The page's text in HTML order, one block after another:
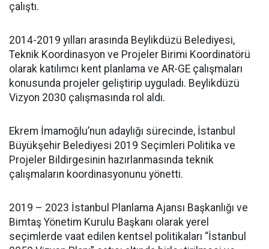
çalıştı.
2014-2019 yılları arasında Beylikdüzü Belediyesi,
Teknik Koordinasyon ve Projeler Birimi Koordinatörü
olarak katılımcı kent planlama ve AR-GE çalışmaları
konusunda projeler geliştirip uyguladı. Beylikdüzü
Vizyon 2030 çalışmasında rol aldı.
Ekrem İmamoğlu’nun adaylığı sürecinde, İstanbul
Büyükşehir Belediyesi 2019 Seçimleri Politika ve
Projeler Bildirgesinin hazırlanmasında teknik
çalışmaların koordinasyonunu yönetti.
2019 – 2023 İstanbul Planlama Ajansı Başkanlığı ve
Bimtaş Yönetim Kurulu Başkanı olarak yerel
seçimlerde vaat edilen kentsel politikaları “İstanbul